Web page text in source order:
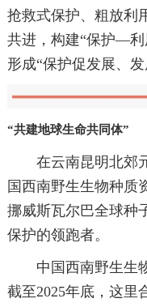
抢救式保护、粗放利
共进，构建“保护—
形成“保护促发展、发
“共建地球生命共同体”
在云南昆明北郊元
国西南野生生物种质
挪威斯瓦尔巴全球种
保护的领跑者。
中国西南野生生物
截至2025年底，这里